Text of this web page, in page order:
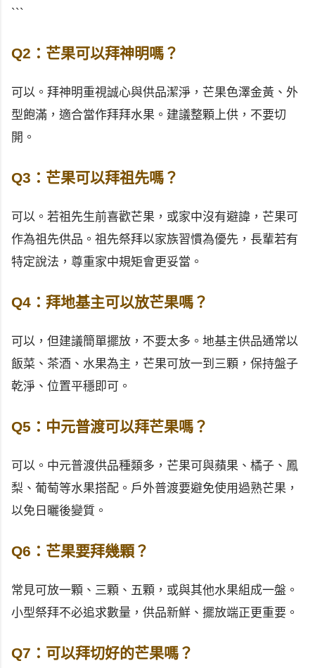
```
Q2：芒果可以拜神明嗎？
可以。拜神明重視誠心與供品潔淨，芒果色澤金黃、外
型飽滿，適合當作拜拜水果。建議整顆上供，不要切
開。
Q3：芒果可以拜祖先嗎？
可以。若祖先生前喜歡芒果，或家中沒有避諱，芒果可
作為祖先供品。祖先祭拜以家族習慣為優先，長輩若有
特定說法，尊重家中規矩會更妥當。
Q4：拜地基主可以放芒果嗎？
可以，但建議簡單擺放，不要太多。地基主供品通常以
飯菜、茶酒、水果為主，芒果可放一到三顆，保持盤子
乾淨、位置平穩即可。
Q5：中元普渡可以拜芒果嗎？
可以。中元普渡供品種類多，芒果可與蘋果、橘子、鳳
梨、葡萄等水果搭配。戶外普渡要避免使用過熟芒果，
以免日曬後變質。
Q6：芒果要拜幾顆？
常見可放一顆、三顆、五顆，或與其他水果組成一盤。
小型祭拜不必追求數量，供品新鮮、擺放端正更重要。
Q7：可以拜切好的芒果嗎？